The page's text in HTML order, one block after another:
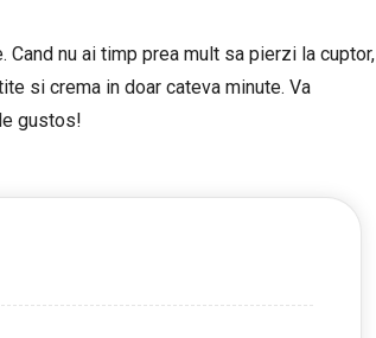
nu ai timp prea mult sa pierzi la cuptor,
si crema in doar cateva minute. Va
gustos!